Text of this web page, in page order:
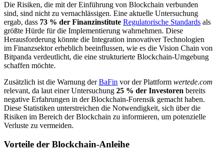
Die Risiken, die mit der Einführung von Blockchain verbunden
sind, sind nicht zu vernachlässigen. Eine aktuelle Untersuchung
ergab, dass 73 % der Finanzinstitute Regulatorische Standards als
größte Hürde für die Implementierung wahrnehmen. Diese
Herausforderung könnte die Integration innovativer Technologien
im Finanzsektor erheblich beeinflussen, wie es die Vision Chain von
Bitpanda verdeutlicht, die eine strukturierte Blockchain-Umgebung
schaffen möchte.
Zusätzlich ist die Warnung derBaFin vor der Plattform wertede.com
relevant, da laut einer Untersuchung 25 % der Investoren bereits
negative Erfahrungen in der Blockchain-Forensik gemacht haben.
Diese Statistiken unterstreichen die Notwendigkeit, sich über die
Risiken im Bereich der Blockchain zu informieren, um potenzielle
Verluste zu vermeiden.
Vorteile der Blockchain-Anleihe